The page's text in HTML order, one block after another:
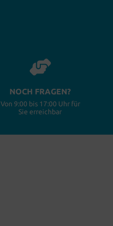
NOCH FRAGEN?
Von 9:00 bis 17:00 Uhr für
Sie erreichbar